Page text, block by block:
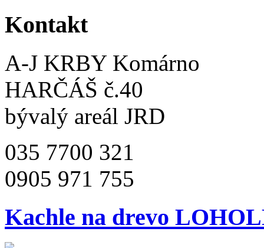
Kontakt
A-J KRBY Komárno
HARČÁŠ č.40
bývalý areál JRD
035 7700 321
0905 971 755
Kachle na drevo